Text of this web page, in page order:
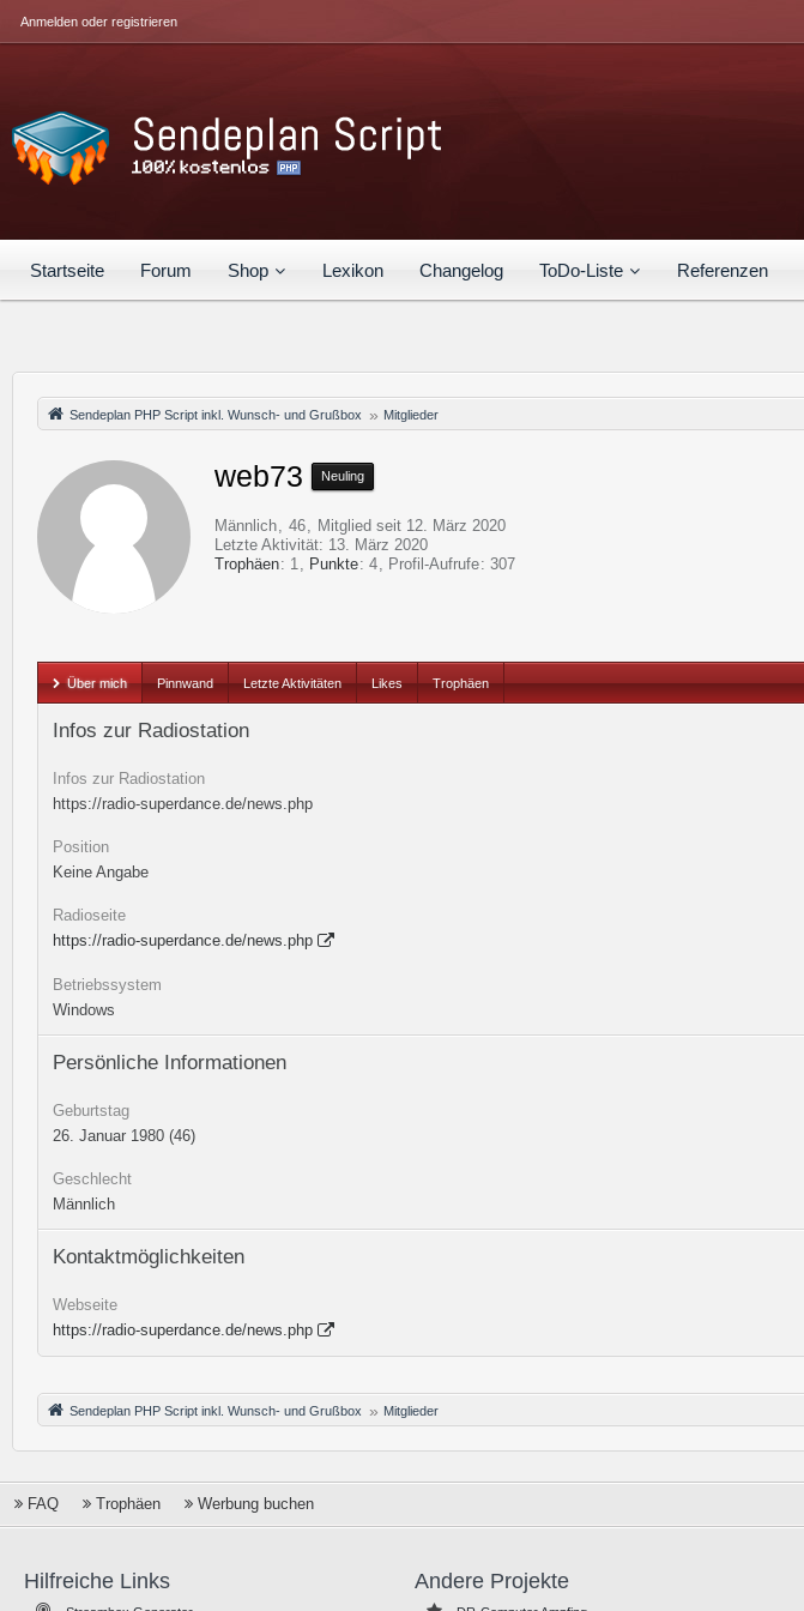
Startseite Forum Shop Lexikon Changelog ToDo-Liste Referenzen
Anmelden oder registrieren
Sendeplan PHP Script inkl. Wunsch- und Grußbox Mitglieder
web73 Neuling
Männlich 46
Mitglied seit 12. März 2020
Letzte Aktivität: 13. März 2020
Trophäen
1 Punkte 4 Profil-Aufrufe 307
Über mich Pinnwand Letzte Aktivitäten Likes Trophäen
Infos zur Radiostation
Infos zur Radiostation
https://radio-superdance.de/news.php
Position
Keine Angabe
Radioseite
https://radio-superdance.de/news.php
Betriebssystem
Windows
Persönliche Informationen
Geburtstag
26. Januar 1980 (46)
Geschlecht
Männlich
Kontaktmöglichkeiten
Webseite
https://radio-superdance.de/news.php
Sendeplan PHP Script inkl. Wunsch- und Grußbox Mitglieder
FAQ Trophäen Werbung buchen
Hilfreiche Links Andere Projekte